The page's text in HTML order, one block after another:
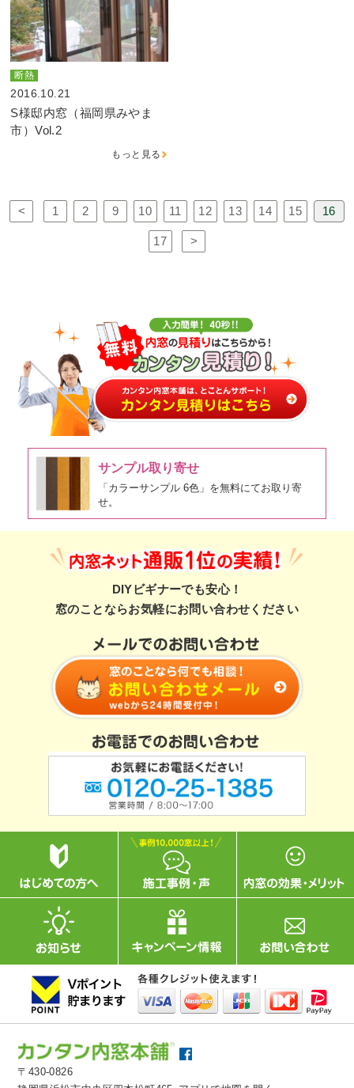
断熱
2016.10.21
S様邸内窓（福岡県みやま
市）Vol.2
もっと見る
< 1 2 9 10 11 12 13 14 15 16
17 >
サンプル取り寄せ
「カラーサンプル 6色」を無料にてお取り寄
せ。
DIYビギナーでも安心！
窓のことならお気軽にお問い合わせください
〒430-0826